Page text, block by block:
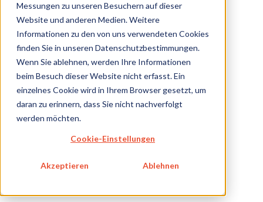
Messungen zu unseren Besuchern auf dieser
Website und anderen Medien. Weitere
Informationen zu den von uns verwendeten Cookies
finden Sie in unseren Datenschutzbestimmungen.
Wenn Sie ablehnen, werden Ihre Informationen
beim Besuch dieser Website nicht erfasst. Ein
einzelnes Cookie wird in Ihrem Browser gesetzt, um
daran zu erinnern, dass Sie nicht nachverfolgt
werden möchten.
Cookie-Einstellungen
Akzeptieren Ablehnen
HOME
LEISTUNGEN MEDIZINPRODUKTE
LEISTUNGEN IVD
ZUKUNFTSSTARKE LÖSUNGEN
ÜBER UNS
BLOG
IMPRESSUM